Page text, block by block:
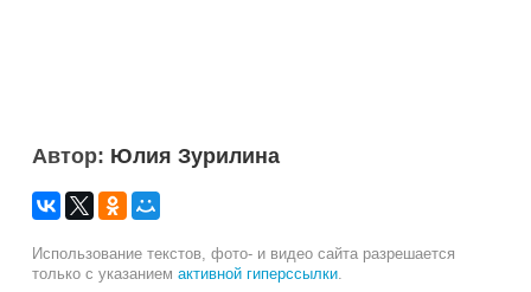
Автор: Юлия Зурилина
Использование текстов, фото- и видео сайта разрешается
только с указанием активной гиперссылки.